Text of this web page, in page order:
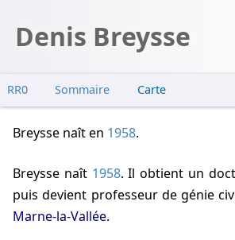
Denis Breysse
RR0 Sommaire Carte
Breysse naîten 1958.
Breysse naît 1958. Il obtient un
puis devient professeur de génie
Marne-la-Vallée.